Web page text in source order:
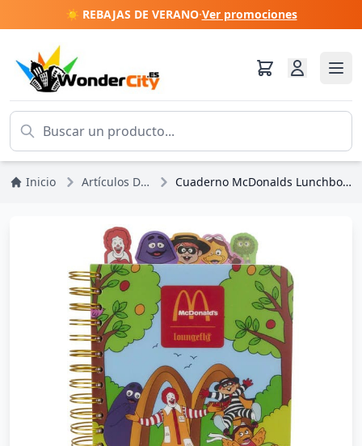
☀️ REBAJAS DE VERANO·Ver promociones
Inicio Artículos De Papelería Cuaderno McDonalds Lunchbox Gang Tab - Loungefly